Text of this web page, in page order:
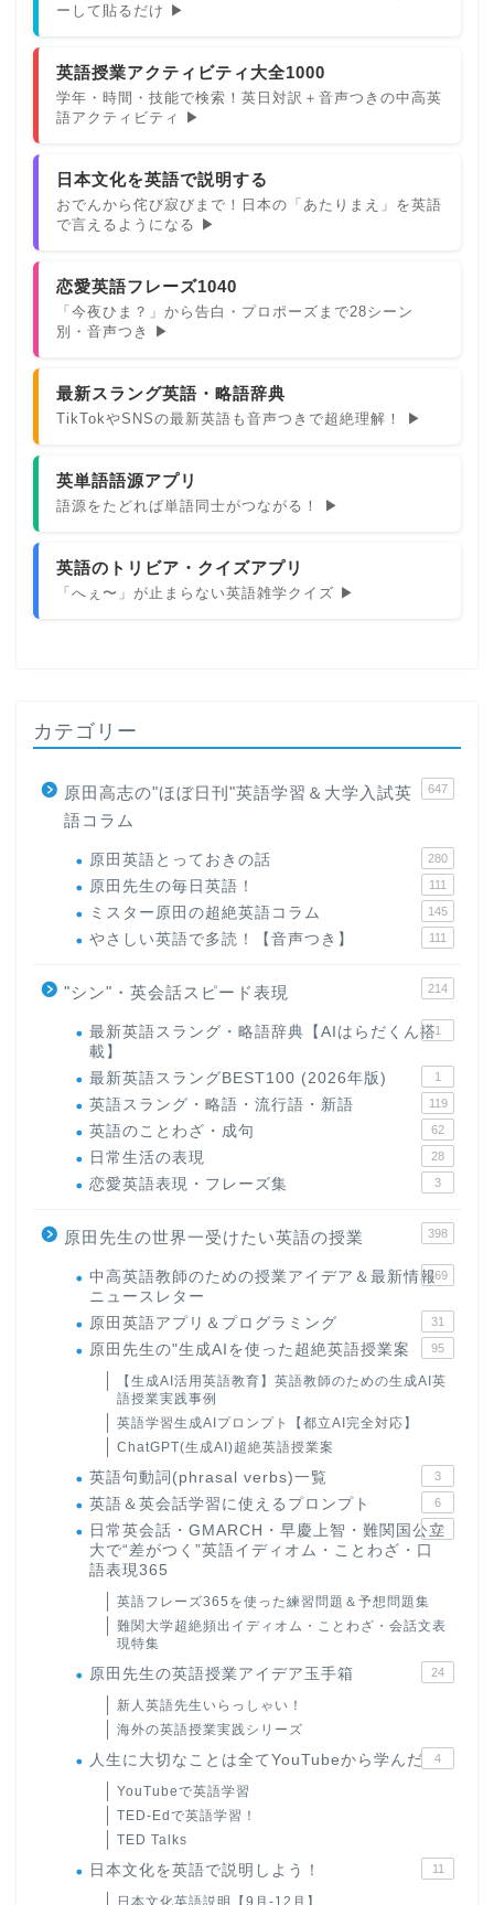
ーして貼るだけ ▶
英語授業アクティビティ大全1000
学年・時間・技能で検索！英日対訳＋音声つきの中高英
語アクティビティ ▶
日本文化を英語で説明する
おでんから侘び寂びまで！日本の「あたりまえ」を英語
で言えるようになる ▶
恋愛英語フレーズ1040
「今夜ひま？」から告白・プロポーズまで28シーン
別・音声つき ▶
最新スラング英語・略語辞典
TikTokやSNSの最新英語も音声つきで超絶理解！ ▶
英単語語源アプリ
語源をたどれば単語同士がつながる！ ▶
英語のトリビア・クイズアプリ
「へぇ〜」が止まらない英語雑学クイズ ▶
カテゴリー
原田高志の"ほぼ日刊"英語学習＆大学入試英
語コラム
647
原田英語とっておきの話 280
原田先生の毎日英語！ 111
ミスター原田の超絶英語コラム 145
やさしい英語で多読！【音声つき】 111
"シン"・英会話スピード表現 214
最新英語スラング・略語辞典【AIはらだくん搭
載】
1
最新英語スラングBEST100 (2026年版) 1
英語スラング・略語・流行語・新語 119
英語のことわざ・成句 62
日常生活の表現 28
恋愛英語表現・フレーズ集 3
原田先生の世界一受けたい英語の授業 398
中高英語教師のための授業アイデア＆最新情報
ニュースレター
169
原田英語アプリ＆プログラミング 31
原田先生の"生成AIを使った超絶英語授業案 95
【生成AI活用英語教育】英語教師のための生成AI英
語授業実践事例
英語学習生成AIプロンプト【都立AI完全対応】
ChatGPT(生成AI)超絶英語授業案
英語句動詞(phrasal verbs)一覧 3
英語＆英会話学習に使えるプロンプト 6
日常英会話・GMARCH・早慶上智・難関国公立
大で“差がつく”英語イディオム・ことわざ・口
語表現365
22
英語フレーズ365を使った練習問題＆予想問題集
難関大学超絶頻出イディオム・ことわざ・会話文表
現特集
原田先生の英語授業アイデア玉手箱 24
新人英語先生いらっしゃい！
海外の英語授業実践シリーズ
人生に大切なことは全てYouTubeから学んだ 4
YouTubeで英語学習
TED-Edで英語学習！
TED Talks
日本文化を英語で説明しよう！ 11
日本文化英語説明【9月-12月】